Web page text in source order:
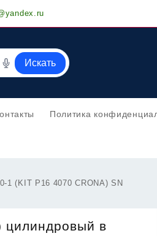
Искать
Политика
1 (KIT P16 4070 CRONA) SN
цилиндровый в